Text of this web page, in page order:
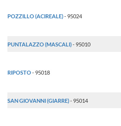
POZZILLO (ACIREALE)- 95024
PUNTALAZZO (MASCALI)- 95010
RIPOSTO- 95018
SAN GIOVANNI (GIARRE)- 95014